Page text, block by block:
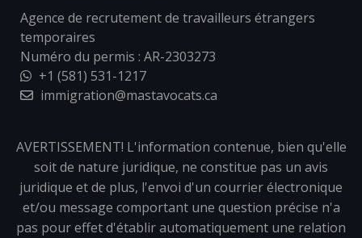
Agence de recrutement de travailleurs étrangers
temporaires
Numéro du permis : AR-2303273
+1 (581) 531-1217
immigration@mastavocats.ca
AVERTISSEMENT! L'information contenue, bien qu'elle
soit de nature juridique, ne constitue pas un avis
juridique et de plus, l'envoi d'un courrier électronique
et/ou message comportant une question précise n'a
pas pour effet d'établir automatiquement une relation